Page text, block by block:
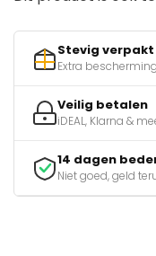
Stevig verpakt
Extra
Veilig betalen
iDEAL, Klarna &
14 dagen
Niet goed, geld